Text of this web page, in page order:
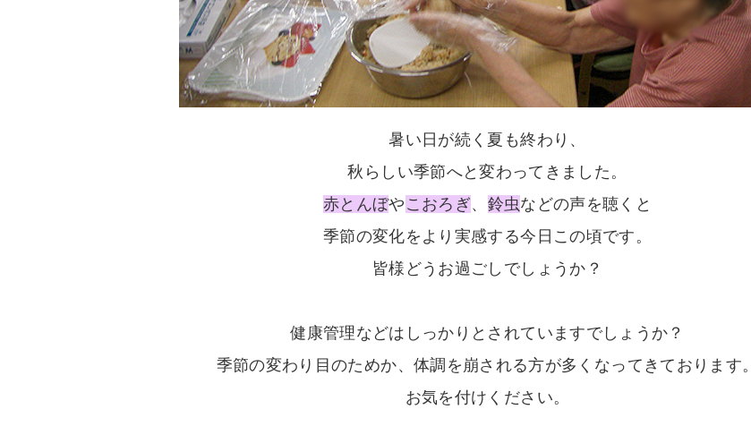
暑い日が続く夏も終わり、
秋らしい季節へと変わってきました。
赤とんぼや こおろぎ、 鈴虫などの声を聴くと
季節の変化をより実感する今日この頃です。
皆様どうお過ごしでしょうか？
健康管理などはしっかりとされていますでしょうか？
季節の変わり目のためか、体調を崩される方が多くなってきております。
お気を付けください。